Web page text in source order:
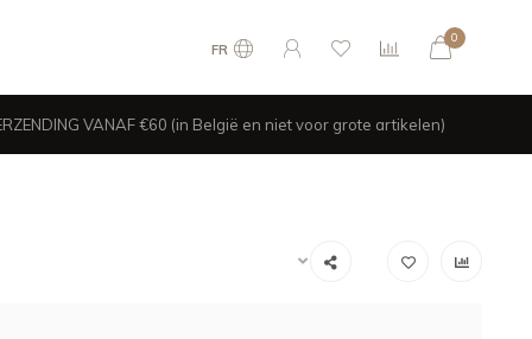
FR
0
VANAF €60 (in België en niet voor grote artikelen)